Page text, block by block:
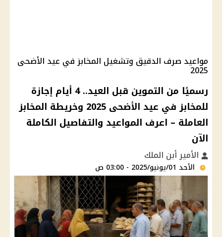
مواعيد صرف الدقيق وتشغيل المخابز في عيد الأضحى
2025
رسميًا من التموين قبل العيد.. 4 أيام إجازة
للمخابز في عيد الأضحى 2025 وخريطة المخابز
العاملة – اعرف المواعيد والتفاصيل الكاملة
الآن
الأمير أبن الملك
الأحد 01/يونيو/2025 - 03:00 ص